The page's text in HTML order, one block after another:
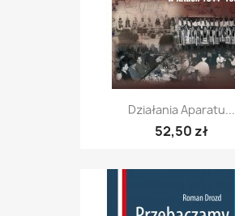
Działania Aparatu...
52,50 zł